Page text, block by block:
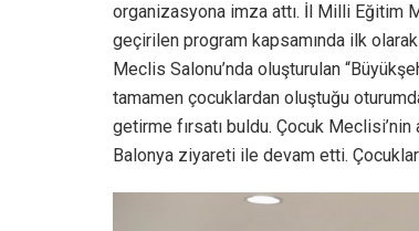
organizasyona imza attı. İl Milli Eğitim
geçirilen program kapsamında ilk
Meclis Salonu’nda oluşturulan
tamamen çocuklardan oluştuğu
getirme fırsatı buldu. Çocuk Meclisi’nin
Balonya ziyareti ile devam etti.